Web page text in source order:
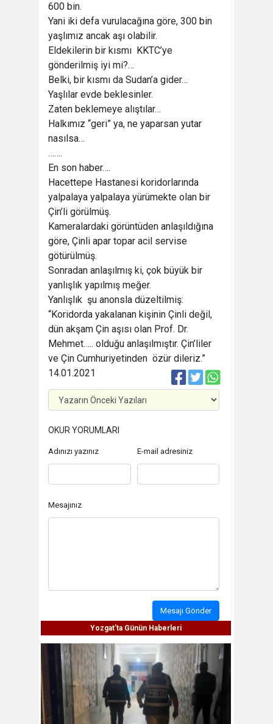
600 bin.
Yani iki defa vurulacağına göre, 300 bin
yaşlımız ancak aşı olabilir.
Eldekilerin bir kısmı KKTC’ye
gönderilmiş iyi mi?…
Belki, bir kısmı da Sudan’a gider…
Yaşlılar evde beklesinler.
Zaten beklemeye alıştılar…
Halkımız “geri” ya, ne yaparsan yutar
nasılsa…
…….
En son haber….
Hacettepe Hastanesi koridorlarında
yalpalaya yalpalaya yürümekte olan bir
Çin’li görülmüş.
Kameralardaki görüntüden anlaşıldığına
göre, Çinli apar topar acil servise
götürülmüş.
Sonradan anlaşılmış ki, çok büyük bir
yanlışlık yapılmış meğer.
Yanlışlık şu anonsla düzeltilmiş:
“Koridorda yakalanan kişinin Çinli değil,
dün akşam Çin aşısı olan Prof. Dr.
Mehmet….. olduğu anlaşılmıştır. Çin’liler
ve Çin Cumhuriyetinden özür dileriz.”
14.01.2021
OKUR YORUMLARI
Adınızı yazınız E-mail adresiniz
Mesajınız
Mesajı Gönder
Yozgat'ta Günün Haberleri